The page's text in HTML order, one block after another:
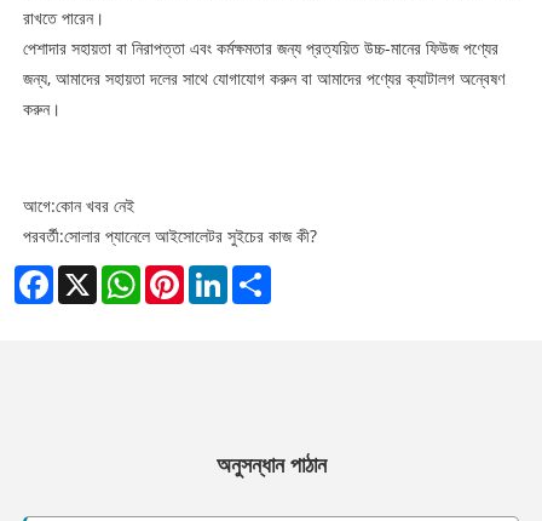
রাখতে পারেন।
পেশাদার সহায়তা বা নিরাপত্তা এবং কর্মক্ষমতার জন্য প্রত্যয়িত উচ্চ-মানের ফিউজ পণ্যের
জন্য, আমাদের সহায়তা দলের সাথে যোগাযোগ করুন বা আমাদের পণ্যের ক্যাটালগ অন্বেষণ
করুন।
আগে:কোন খবর নেই
পরবর্তী:সোলার প্যানেলে আইসোলেটর সুইচের কাজ কী?
Facebook
X WhatsAppPinterestLinkedIn
অনুসন্ধান পাঠান